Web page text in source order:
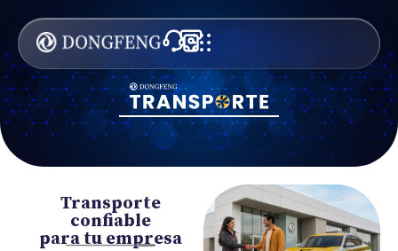
Transporte
confiable
para tu empresa